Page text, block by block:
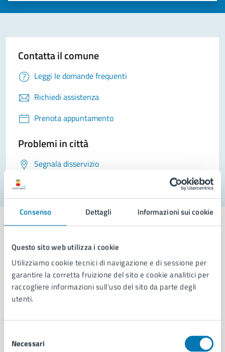
Consenso Dettagli Informazioni sui cookie
Questo sito web utilizza i cookie
Utilizziamo cookie tecnici di navigazione e di sessione per
garantire la corretta fruizione del sito e cookie analitici per
raccogliere informazioni sull'uso del sito da parte degli
utenti.
delNecessari
Contatta il comune
Leggi le domande frequenti
Richiedi assistenza
Prenota appuntamento
Problemi in città
Segnala disservizio
Comune di Napoli
AMMINISTRAZIONE
Uffici